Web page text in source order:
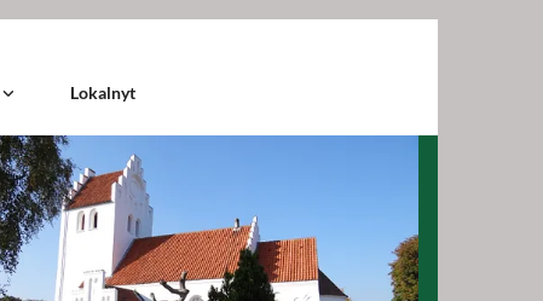
Lokalnyt